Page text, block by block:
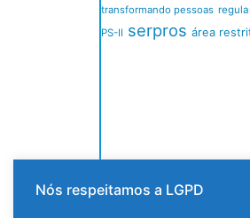
transformando pessoas
PS-II serpros área
Nós respeitamos a LGPD